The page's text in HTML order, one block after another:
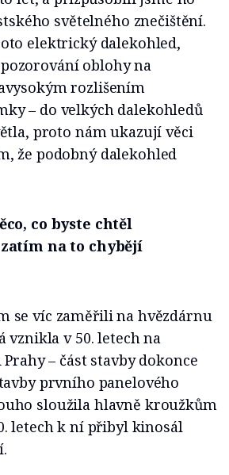
světelného znečištění.
elektrický dalekohled,
oblohy na
rozlišením
– do velkých dalekohledů
proto nám ukazují věci
že podobný dalekohled
co byste chtěl
na to chybějí
se víc zaměřili na hvězdárnu
vznikla v 50. letech na
– část stavby dokonce
prvního panelového
sloužila hlavně kroužkům
letech k ní přibyl kinosál